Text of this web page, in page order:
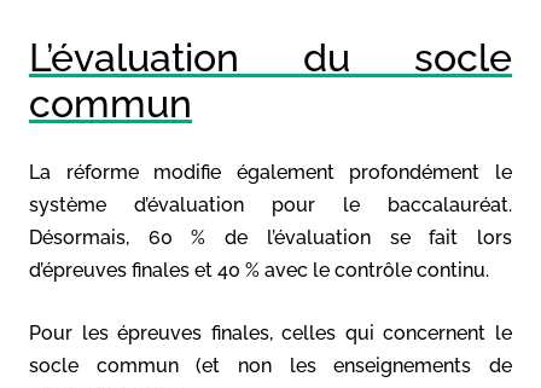
L’évaluation du socle
commun
La réforme modifie également profondément le
système d’évaluation pour le baccalauréat.
Désormais, 60 % de l’évaluation se fait lors
d’épreuves finales et 40 % avec le contrôle continu.
Pour les épreuves finales, celles qui concernent le
socle commun (et non les enseignements de